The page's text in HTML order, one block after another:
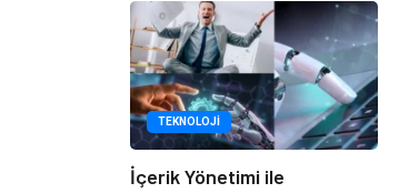
TEKNOLOJI
İçerik Yönetimi ile